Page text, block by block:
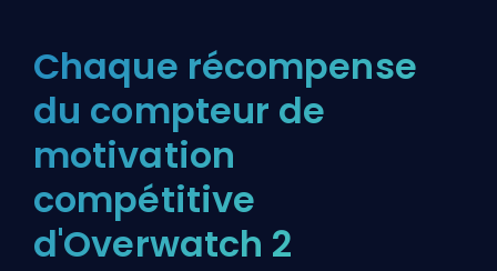
Chaque récompense
du compteur de
motivation
compétitive
d'Overwatch 2